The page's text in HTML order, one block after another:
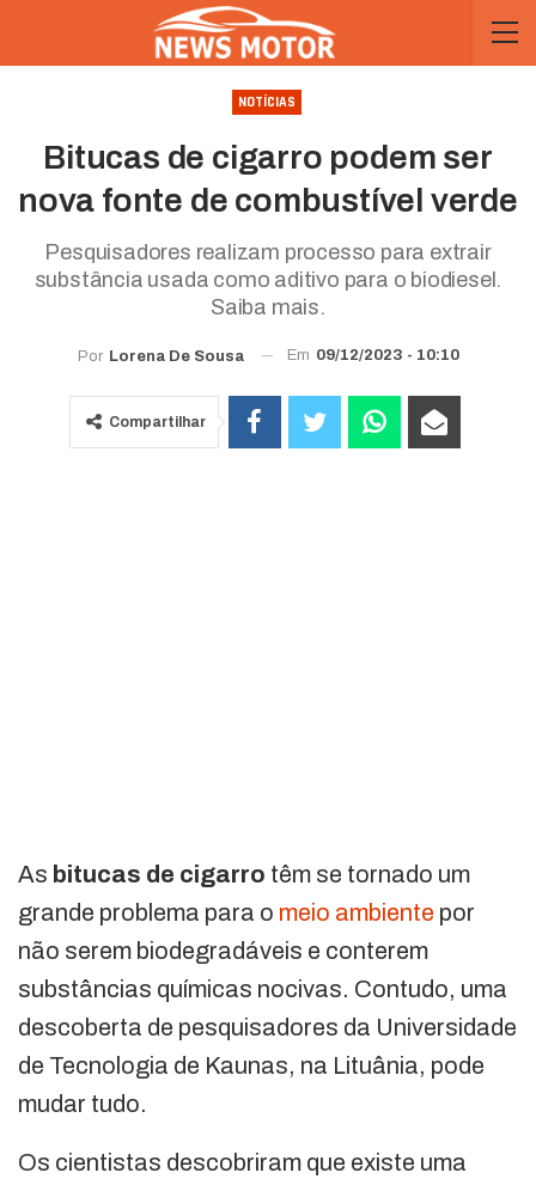
NOTÍCIAS
Bitucas de cigarro podem ser
nova fonte de combustível verde
Pesquisadores realizam processo para extrair
substância usada como aditivo para o biodiesel.
Saiba mais.
Por Lorena De Sousa Em 09/12/2023 - 10:10
Compartilhar
As bitucas de cigarro têm se tornado um
grande problema para o meio ambiente por
não serem biodegradáveis e conterem
substâncias químicas nocivas. Contudo, uma
descoberta de pesquisadores da Universidade
de Tecnologia de Kaunas, na Lituânia, pode
mudar tudo.
Os cientistas descobriram que existe uma